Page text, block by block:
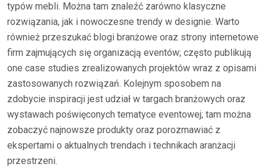
typów mebli. Można tam znaleźć zarówno klasyczne
rozwiązania, jak i nowoczesne trendy w designie. Warto
również przeszukać blogi branżowe oraz strony internetowe
firm zajmujących się organizacją eventów; często publikują
one case studies zrealizowanych projektów wraz z opisami
zastosowanych rozwiązań. Kolejnym sposobem na
zdobycie inspiracji jest udział w targach branżowych oraz
wystawach poświęconych tematyce eventowej; tam można
zobaczyć najnowsze produkty oraz porozmawiać z
ekspertami o aktualnych trendach i technikach aranżacji
przestrzeni.